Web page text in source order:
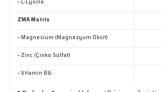
ZMA Matrix
– Magnesium (Magnezyum Oksit)
– Zinc (Çinko Sülfat)
– Vitamin B6